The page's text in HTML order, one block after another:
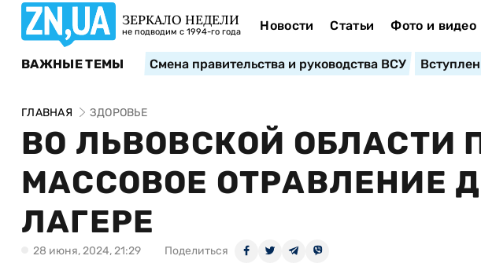
ЗЕРКАЛО НЕДЕЛИ
не подводим с 1994-го года Новости Статьи Фото и видео
ВАЖНЫЕ ТЕМЫ Смена правительства и руководства ВСУ
ГЛАВНАЯ ЗДОРОВЬЕ
ВО ЛЬВОВСКОЙ ОБЛАСТИ
МАССОВОЕ ОТРАВЛЕНИЕ
ЛАГЕРЕ
28 июня, 2024, 21:29 Поделиться